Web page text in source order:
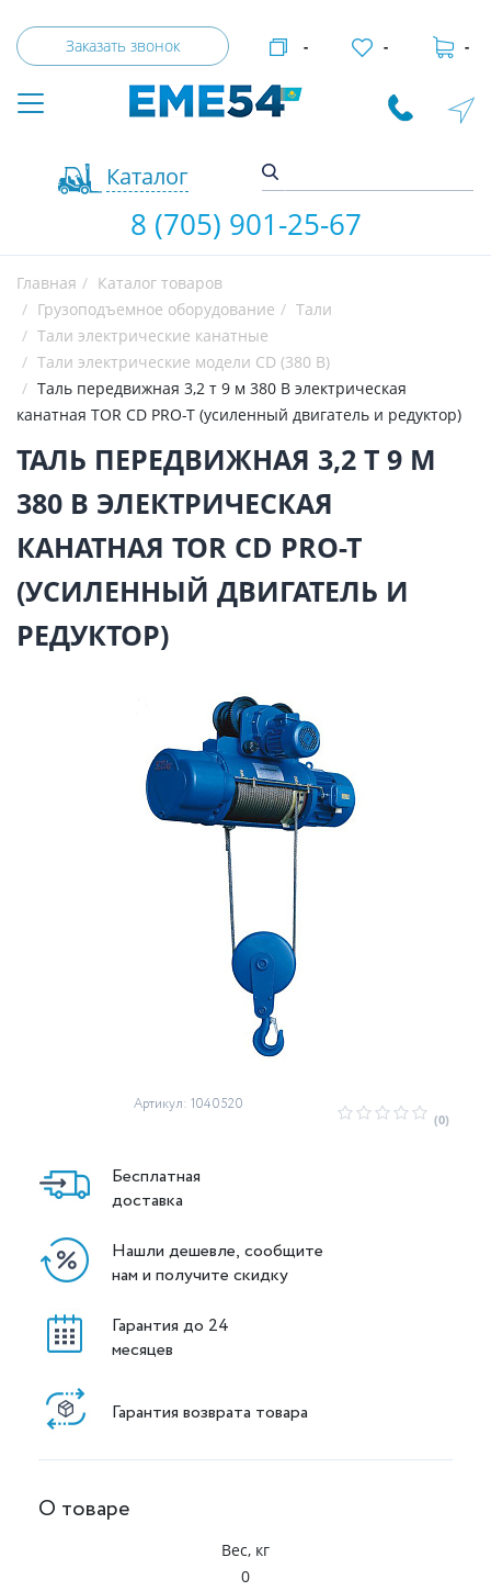
Заказать звонок
Каталог
- - -
8 (705) 901-25-67
Главная
Каталог товаров
Грузоподъемное оборудование
Тали
Тали электрические канатные
Тали электрические модели CD (380 В)
Таль передвижная 3,2 т 9 м 380 В электрическая
канатная TOR CD PRO-T (усиленный двигатель и редуктор)
ТАЛЬ ПЕРЕДВИЖНАЯ 3,2 Т 9 М
380 В ЭЛЕКТРИЧЕСКАЯ
КАНАТНАЯ TOR CD PRO-T
(УСИЛЕННЫЙ ДВИГАТЕЛЬ И
РЕДУКТОР)
Артикул: 1040520
(0)
Бесплатная
доставка
Нашли дешевле, сообщите
нам и получите скидку
Гарантия до 24
месяцев
Гарантия возврата товара
О товаре
Вес, кг
0